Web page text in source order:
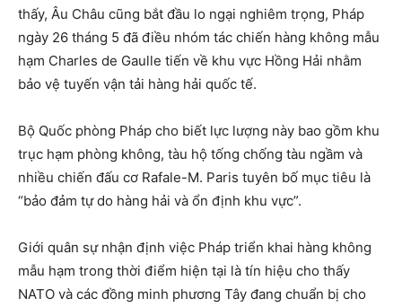
thấy, Âu Châu cũng bắt đầu lo ngại nghiêm trọng, Pháp
ngày 26 tháng 5 đã điều nhóm tác chiến hàng không mẫu
hạm Charles de Gaulle tiến về khu vực Hồng Hải nhằm
bảo vệ tuyến vận tải hàng hải quốc tế.
Bộ Quốc phòng Pháp cho biết lực lượng này bao gồm khu
trục hạm phòng không, tàu hộ tống chống tàu ngầm và
nhiều chiến đấu cơ Rafale-M. Paris tuyên bố mục tiêu là
“bảo đảm tự do hàng hải và ổn định khu vực”.
Giới quân sự nhận định việc Pháp triển khai hàng không
mẫu hạm trong thời điểm hiện tại là tín hiệu cho thấy
NATO và các đồng minh phương Tây đang chuẩn bị cho